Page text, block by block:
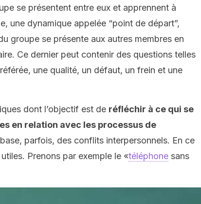
se présentent entre eux et apprennent à
une dynamique appelée “point de départ”,
groupe se présente aux autres membres en
Ce dernier peut contenir des questions telles
une qualité, un défaut, un frein et une
dont l’objectif est de réfléchir à ce qui se
en relation avec les processus de
parfois, des conflits interpersonnels. En ce
Prenons par exemple le «téléphone sans